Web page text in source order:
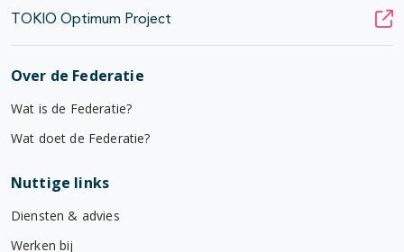
TOKIO Optimum Project
Over de Federatie
Wat is de Federatie?
Wat doet de Federatie?
Nuttige links
Diensten & advies
Werken bij